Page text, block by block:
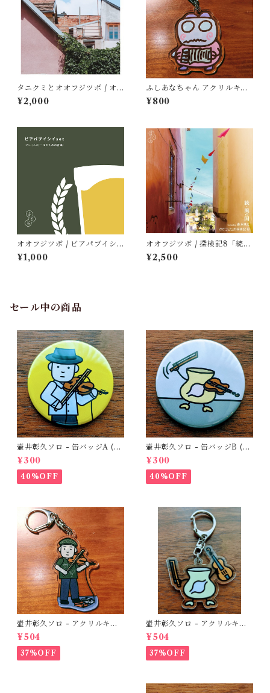
タニクミとオオフジツボ / オ
オフジツボ Piano Covers
¥2,000
ふしあなちゃん アクリルキー
ホルダー
¥800
オオフジツボ / ビアパブイシ
イset -おいしいビールのため
の音楽-
¥1,000
オオフジツボ / 探検記8「続・
風の国」featuring 赤木りえ
¥2,500
セール中の商品
壷井彰久ソロ - 缶バッジA (壷
井さん)
¥300
40%OFF
壷井彰久ソロ - 缶バッジB (壷
胃くん)
¥300
40%OFF
壷井彰久ソロ - アクリルキー
ホルダーC (壷井さん夏)
¥504
37%OFF
壷井彰久ソロ - アクリルキー
ホルダーB (壷胃くん)
¥504
37%OFF